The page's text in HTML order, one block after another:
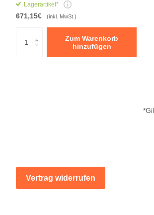
Lagerartikel*
671,15€ (inkl. MwSt.)
Zum Warenkorb
hinzufügen
Vertrag widerrufen